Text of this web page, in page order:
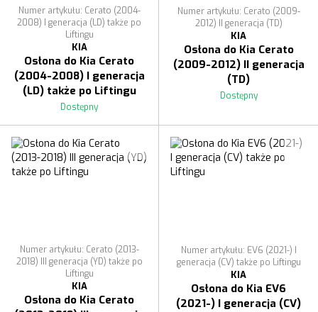
Numer artykułu: Cerato (2004-
2008) I generacja (LD) także po
Liftingu
KIA
Osłona do Kia Cerato
(2004-2008) I generacja
(LD) także po Liftingu
Dostępny
Numer artykułu: Cerato (2009-
2012) II generacja (TD)
KIA
Osłona do Kia Cerato
(2009-2012) II generacja
(TD)
Dostępny
Numer artykułu: Cerato (2013-
2018) III generacja (YD) także po
Liftingu
KIA
Osłona do Kia Cerato
Numer artykułu: EV6 (2021-) I
generacja (CV) także po Liftingu
KIA
Osłona do Kia EV6
(2021-) I generacja (CV)